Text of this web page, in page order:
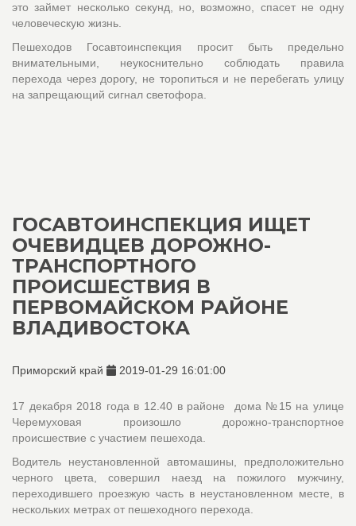
это займет несколько секунд, но, возможно, спасет не одну
человеческую жизнь.
Пешеходов Госавтоинспекция просит быть предельно
внимательными, неукоснительно соблюдать правила
перехода через дорогу, не торопиться и не перебегать улицу
на запрещающий сигнал светофора.
ГОСАВТОИНСПЕКЦИЯ ИЩЕТ
ОЧЕВИДЦЕВ ДОРОЖНО-
ТРАНСПОРТНОГО
ПРОИСШЕСТВИЯ В
ПЕРВОМАЙСКОМ РАЙОНЕ
ВЛАДИВОСТОКА
Приморский край 2019-01-29 16:01:00
17 декабря 2018 года в 12.40 в районе дома №15 на улице
Черемуховая произошло дорожно-транспортное
происшествие с участием пешехода.
Водитель неустановленной автомашины, предположительно
черного цвета, совершил наезд на пожилого мужчину,
переходившего проезжую часть в неустановленном месте, в
нескольких метрах от пешеходного перехода.